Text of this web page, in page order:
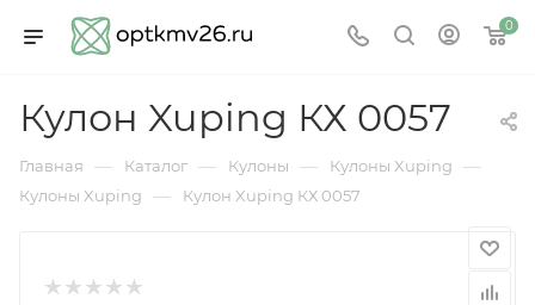
0
Кулон Xuping КХ 0057
Главная — Каталог — Кулоны — Кулоны Xuping —
Кулоны Xuping — Кулон Xuping КХ 0057